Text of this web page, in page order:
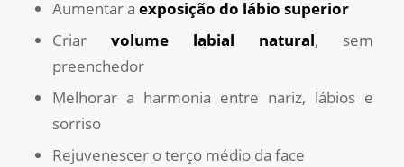
Aumentar a exposição do lábio superior
Criar volume labial natural, sem
preenchedor
Melhorar a harmonia entre nariz, lábios e
sorriso
Rejuvenescer o terço médio da face